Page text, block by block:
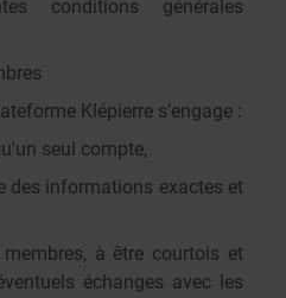
conditions générales
Klépierre s’engage :
seul compte,
des informations exactes et
à être courtois et
échanges avec les